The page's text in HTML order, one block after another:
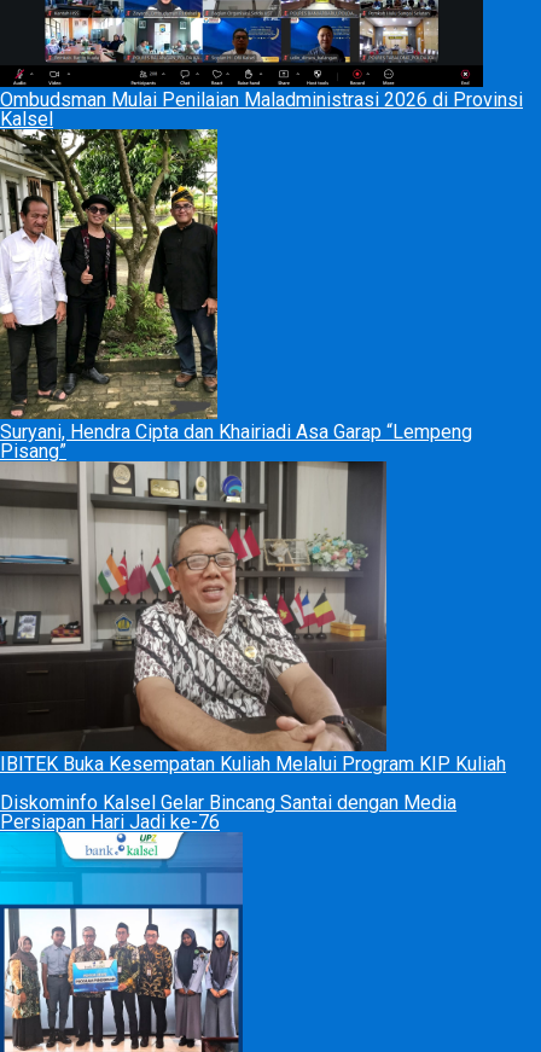
Ombudsman Mulai Penilaian Maladministrasi 2026 di Provinsi
Kalsel
Suryani, Hendra Cipta dan Khairiadi Asa Garap “Lempeng
Pisang”
IBITEK Buka Kesempatan Kuliah Melalui Program KIP Kuliah
Diskominfo Kalsel Gelar Bincang Santai dengan Media
Persiapan Hari Jadi ke-76